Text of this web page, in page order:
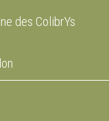
des ColibrYs